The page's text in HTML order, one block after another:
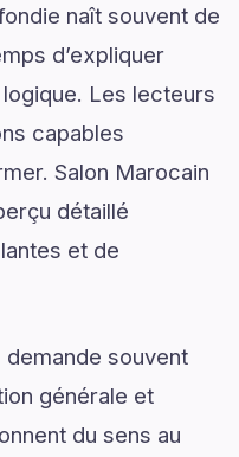
naît souvent de
d’expliquer
Les lecteurs
capables
Salon Marocain
détaillé
et de
souvent
générale et
du sens au